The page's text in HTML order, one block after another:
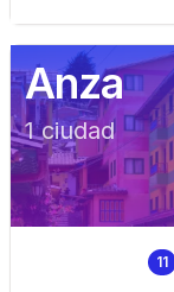
Anza
1ciudad
11